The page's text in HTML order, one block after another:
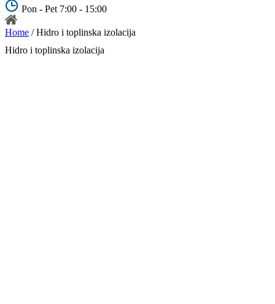
Pon - Pet 7:00 - 15:00
Home / Hidro i toplinska izolacija
Hidro i toplinska izolacija